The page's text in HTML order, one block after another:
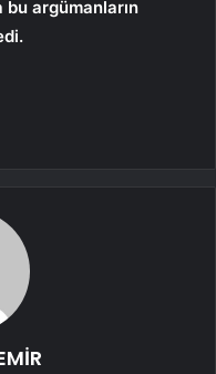
bu argümanların